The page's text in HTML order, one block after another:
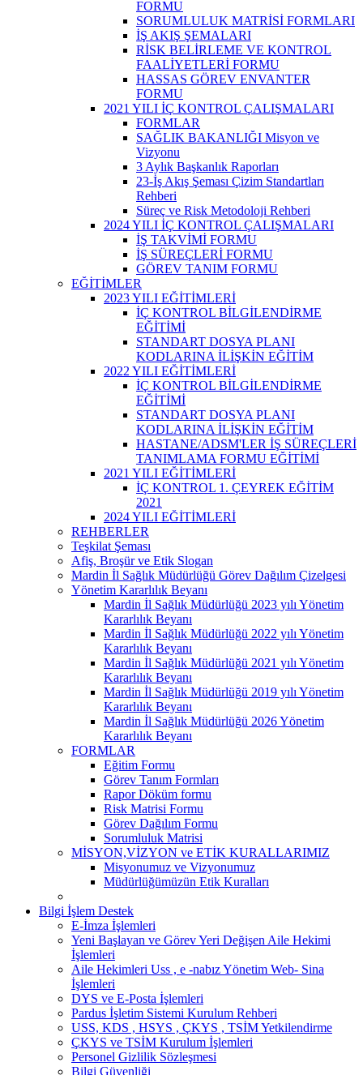
FORMU
SORUMLULUK MATRİSİ FORMLARI
İŞ AKIŞ ŞEMALARI
RİSK BELİRLEME VE KONTROL
FAALİYETLERİ FORMU
HASSAS GÖREV ENVANTER
FORMU
2021 YILI İÇ KONTROL ÇALIŞMALARI
FORMLAR
SAĞLIK BAKANLIĞI Misyon ve
Vizyonu
3 Aylık Başkanlık Raporları
23-İş Akış Şeması Çizim Standartları
Rehberi
Süreç ve Risk Metodoloji Rehberi
2024 YILI İÇ KONTROL ÇALIŞMALARI
İŞ TAKVİMİ FORMU
İŞ SÜREÇLERİ FORMU
GÖREV TANIM FORMU
EĞİTİMLER
2023 YILI EĞİTİMLERİ
İÇ KONTROL BİLGİLENDİRME
EĞİTİMİ
STANDART DOSYA PLANI
KODLARINA İLİŞKİN EĞİTİM
2022 YILI EĞİTİMLERİ
İÇ KONTROL BİLGİLENDİRME
EĞİTİMİ
STANDART DOSYA PLANI
KODLARINA İLİŞKİN EĞİTİM
HASTANE/ADSM'LER İŞ SÜREÇLERİ
TANIMLAMA FORMU EĞİTİMİ
2021 YILI EĞİTİMLERİ
İÇ KONTROL 1. ÇEYREK EĞİTİM
2021
2024 YILI EĞİTİMLERİ
REHBERLER
Teşkilat Şeması
Afiş, Broşür ve Etik Slogan
Mardin İl Sağlık Müdürlüğü Görev Dağılım Çizelgesi
Yönetim Kararlılık Beyanı
Mardin İl Sağlık Müdürlüğü 2023 yılı Yönetim
Kararlılık Beyanı
Mardin İl Sağlık Müdürlüğü 2022 yılı Yönetim
Kararlılık Beyanı
Mardin İl Sağlık Müdürlüğü 2021 yılı Yönetim
Kararlılık Beyanı
Mardin İl Sağlık Müdürlüğü 2019 yılı Yönetim
Kararlılık Beyanı
Mardin İl Sağlık Müdürlüğü 2026 Yönetim
Kararlılık Beyanı
FORMLAR
Eğitim Formu
Görev Tanım Formları
Rapor Döküm formu
Risk Matrisi Formu
Görev Dağılım Formu
Sorumluluk Matrisi
MİSYON,VİZYON ve ETİK KURALLARIMIZ
Misyonumuz ve Vizyonumuz
Müdürlüğümüzün Etik Kuralları
Bilgi İşlem Destek
E-İmza İşlemleri
Yeni Başlayan ve Görev Yeri Değişen Aile Hekimi
İşlemleri
Aile Hekimleri Uss , e -nabız Yönetim Web- Sina
İşlemleri
DYS ve E-Posta İşlemleri
Pardus İşletim Sistemi Kurulum Rehberi
USS, KDS , HSYS , ÇKYS , TSİM Yetkilendirme
ÇKYS ve TSİM Kurulum İşlemleri
Personel Gizlilik Sözleşmesi
Bilgi Güvenliği